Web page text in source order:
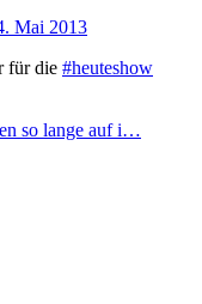
Mai 2013
für die #heuteshow
so lange auf i…